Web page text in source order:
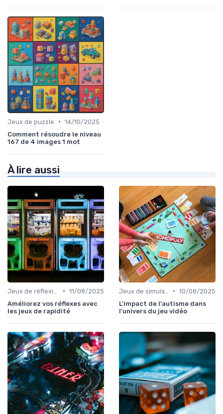
Jeux de puzzle • 14/10/2025
Comment résoudre le niveau
167 de 4 images 1 mot
À lire aussi
• 11/08/2025
Améliorez vos réflexes avec
les jeux de rapidité
• 10/08/2025
L'impact de l'autisme dans
l'univers du jeu vidéo